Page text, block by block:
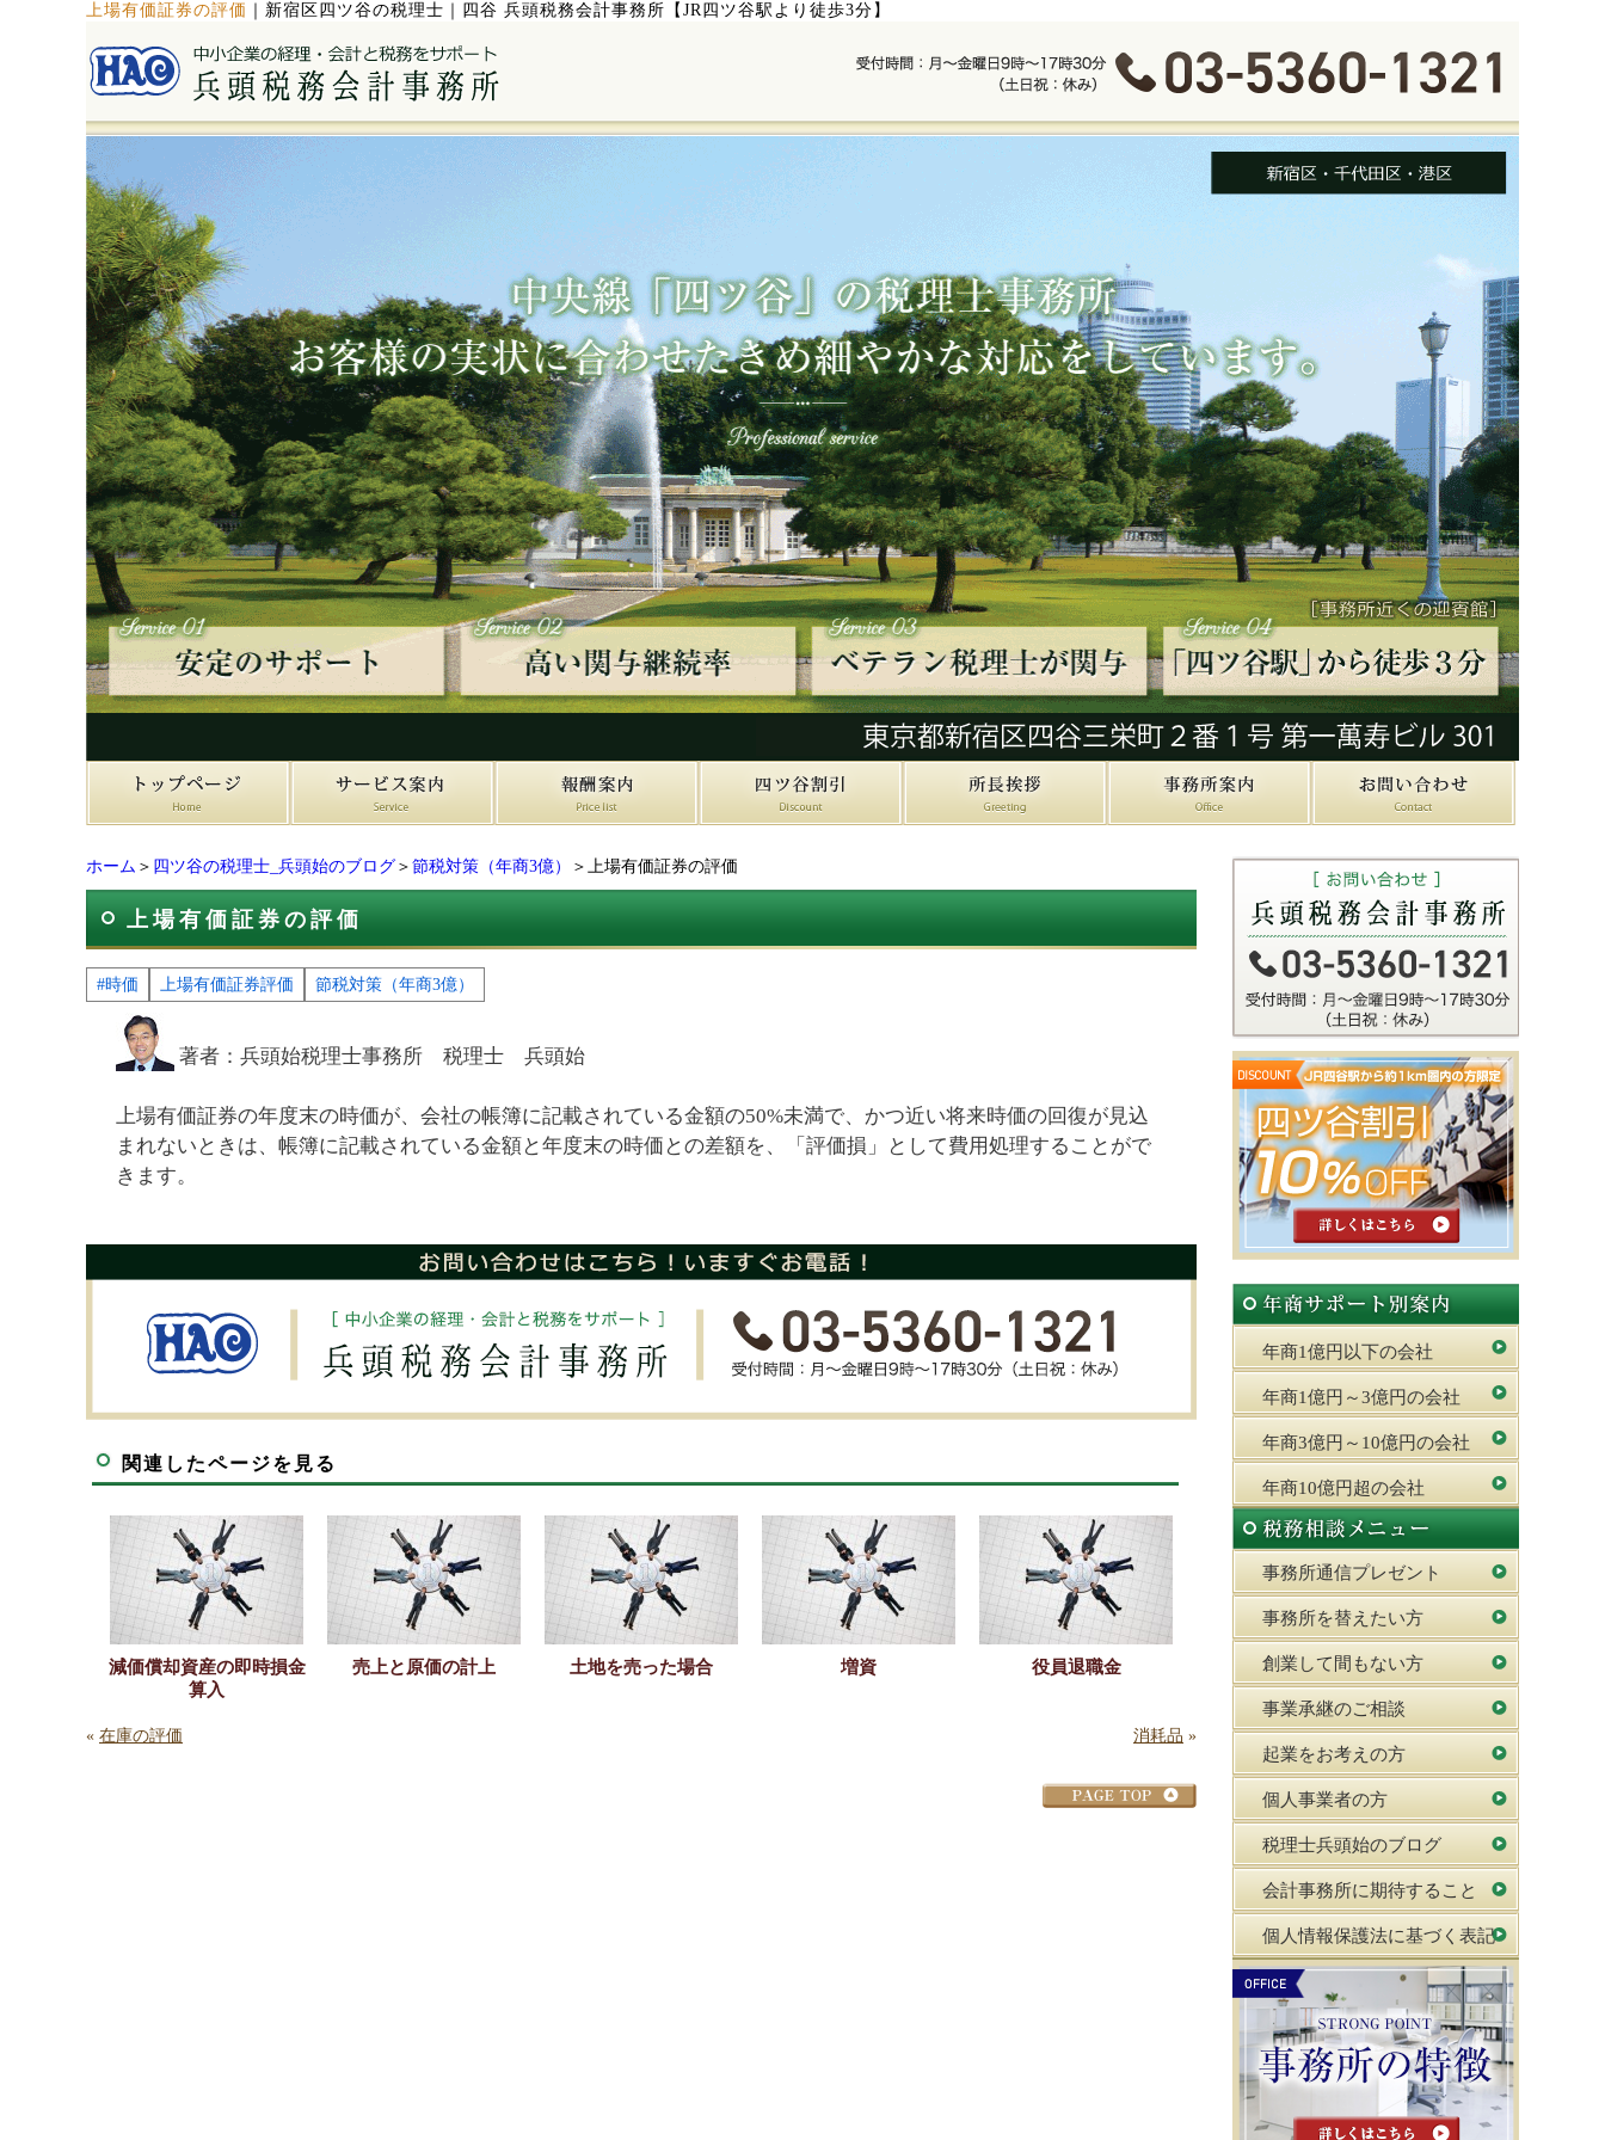
上場有価証券の評価 新宿区四ツ谷の税理士｜四谷 兵頭税務会計事務所【JR四ツ谷駅より徒歩3分】
ホーム ＞ 四ツ谷の税理士_兵頭始のブログ ＞ 節税対策（年商3億） ＞上場有価証券の評価
上場有価証券の評価
#時価 上場有価証券評価 節税対策（年商3億）
著者：兵頭始税理士事務所 税理士 兵頭始
上場有価証券の年度末の時価が、会社の帳簿に記載されている金額の50%未満で、かつ近い将来時価の回復が見込
まれないときは、帳簿に記載されている金額と年度末の時価との差額を、「評価損」として費用処理することがで
きます。
関連したページを見る
減価償却資産の即時損金
算入
売上と原価の計上 土地を売った場合 増資 役員退職金
« 在庫の評価 消耗品 »
年商1億円以下の会社
年商1億円～3億円の会社
年商3億円～10億円の会社
年商10億円超の会社
事務所通信プレゼント
事務所を替えたい方
創業して間もない方
事業承継のご相談
起業をお考えの方
個人事業者の方
税理士兵頭始のブログ
会計事務所に期待すること
個人情報保護法に基づく表記